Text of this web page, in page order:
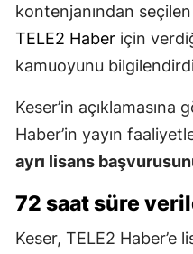
kontenjanından
TELE2 Haber için
kamuoyunu
Keser’in açıklamasına
Haber’in yayın
ayrı lisans
72 saat süre
Keser, TELE2 Haber’e